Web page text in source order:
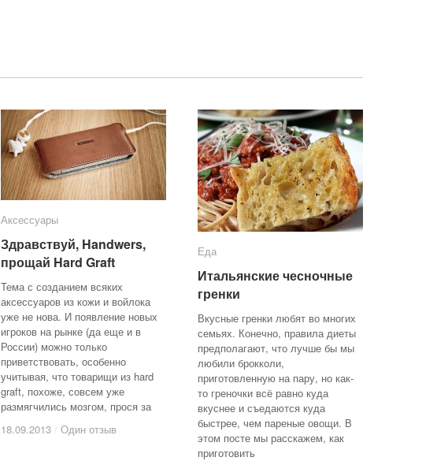
Аксессуары
Здравствуй, Handwers,
прощай Hard Graft
Тема с созданием всяких
аксессуаров из кожи и войлока
уже не нова. И появление новых
игроков на рынке (да еще и в
России) можно только
приветствовать, особенно
учитывая, что товарищи из hard
graft, похоже, совсем уже
размягчились мозгом, прося за
18.09.2013 / Один отзыв
Аксессуары
Здравствуй, Handwers,
прощай Hard Graft
18.09.2013 / Один отзыв
Еда
Итальянские чесночные
гренки
Вкусные гренки любят во многих
семьях. Конечно, правила диеты
предполагают, что лучше бы мы
любили брокколи,
приготовленную на пару, но как-
то греночки всё равно куда
вкуснее и съедаются куда
быстрее, чем пареные овощи. В
этом посте мы расскажем, как
приготовить
Еда
Итальянские чесночные
гренки